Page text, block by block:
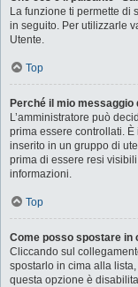
La funzione ti permette di
in seguito. Per utilizzarle
Utente.
Top
Perché il mio
L’amministratore può
prima essere controllati.
inserito in un gruppo di
prima di essere resi
informazioni.
Top
Come posso spostare in
Cliccando sul
spostarlo in cima alla
questa opzione è